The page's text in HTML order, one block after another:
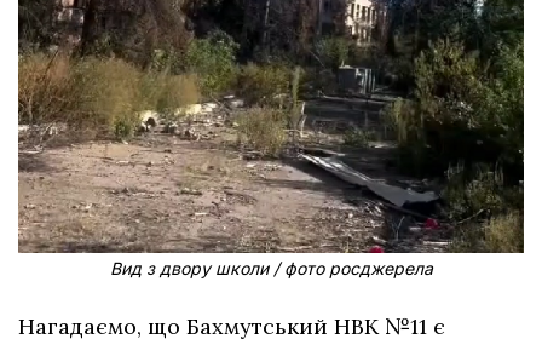
Вид з двору школи / фото росджерела
Нагадаємо, що Бахмутський НВК №11 є